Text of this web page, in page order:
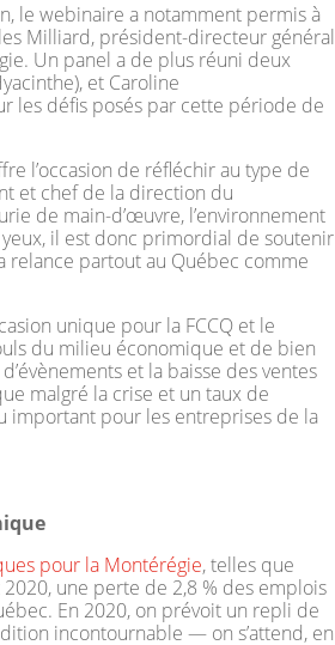
le webinaire a notamment permis à
Milliard, président-directeur général
Un panel a de plus réuni deux
et Caroline
les défis posés par cette période de
l’occasion de réfléchir au type de
et chef de la direction du
de main-d’œuvre, l’environnement
il est donc primordial de soutenir
relance partout au Québec comme
unique pour la FCCQ et le
du milieu économique et de bien
et la baisse des ventes
malgré la crise et un taux de
important pour les entreprises de la
pour la Montérégie, telles que
une perte de 2,8 % des emplois
En 2020, on prévoit un repli de
incontournable — on s’attend, en